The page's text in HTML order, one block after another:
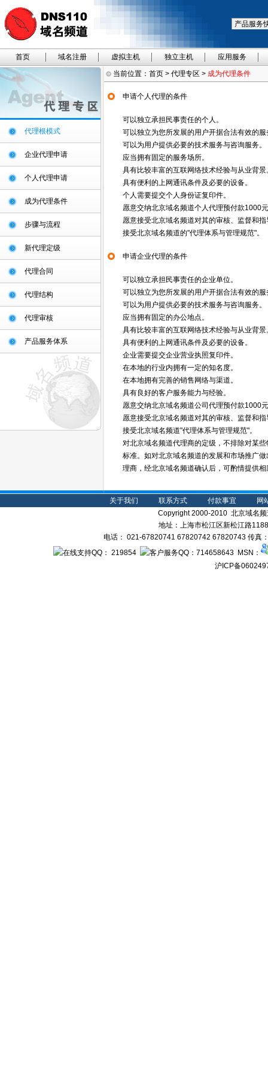
首页 域名注册 虚拟主机 独立主机 应用服务
代理根模式
企业代理申请
个人代理申请
成为代理条件
步骤与流程
新代理定级
代理合同
代理结构
代理审核
产品服务体系
当前位置： 首页 > 代理专区 > 成为代理条件
申请个人代理的条件
可以独立承担民事责任的个人。
可以独立为您所发展的用户开据合法有效的服
可以为用户提供必要的技术服务与咨询服务。
应当拥有固定的服务场所。
具有比较丰富的互联网络技术经验与从业背景
具有便利的上网通讯条件及必要的设备。
个人需要提交个人身份证复印件。
愿意交纳北京域名频道个人代理预付款1000
愿意接受北京域名频道对其的审核、监督和指
接受北京域名频道的"代理体系与管理规范"。
申请企业代理的条件
可以独立承担民事责任的企业单位。
可以独立为您所发展的用户开据合法有效的服
可以为用户提供必要的技术服务与咨询服务。
应当拥有固定的办公地点。
具有比较丰富的互联网络技术经验与从业背景
具有便利的上网通讯条件及必要的设备。
企业需要提交企业营业执照复印件。
在本地的行业内拥有一定的知名度。
在本地拥有完善的销售网络与渠道。
具有良好的客户服务能力与经验。
愿意交纳北京域名频道公司代理预付款1000
愿意接受北京域名频道对其的审核、监督和指
接受北京域名频道"代理体系与管理规范"。
对北京域名频道代理商的定级，不排除对某
标准。如对北京域名频道的发展和市场推广
理商，经北京域名频道确认后，可酌情提供
关于我们 联系方式 付款事宜
网
Copyright 2000-2010 北京域名
地址：上海市松江区新松江路
电话： 021-67820741 67820742 67820743 传真
： 219854
：714658643 MSN：
沪ICP备